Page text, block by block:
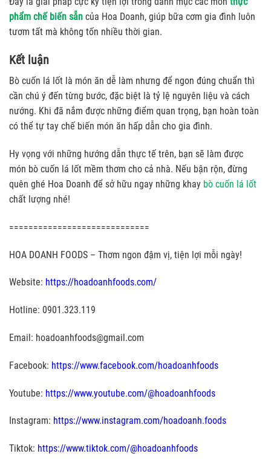
phẩm chế biến sẵn của Hoa Doanh, giúp bữa cơm gia đình luôn
tươm tất mà không tốn nhiều thời gian.
Kết luận
Bò cuốn lá lốt là món ăn dễ làm nhưng để ngon đúng chuẩn thì
cần chú ý đến từng bước, đặc biệt là tỷ lệ nguyên liệu và cách
nướng. Khi đã nắm được những điểm quan trọng, bạn hoàn toàn
có thể tự tay chế biến món ăn hấp dẫn cho gia đình.
Hy vọng với những hướng dẫn thực tế trên, bạn sẽ làm được
món bò cuốn lá lốt mềm thơm cho cả nhà. Nếu bận rộn, đừng
quên ghé Hoa Doanh để sở hữu ngay những khay bò cuốn lá lốt
chất lượng nhé!
=============================
HOA DOANH FOODS – Thơm ngon đậm vị, tiện lợi mỗi ngày!
Website: https://hoadoanhfoods.com/
Hotline: 0901.323.119
Email: hoadoanhfoods@gmail.com
Facebook: https://www.facebook.com/hoadoanhfoods
Youtube: https://www.youtube.com/@hoadoanhfoods
Instagram: https://www.instagram.com/hoadoanh.foods
Tiktok: https://www.tiktok.com/@hoadoanhfoods